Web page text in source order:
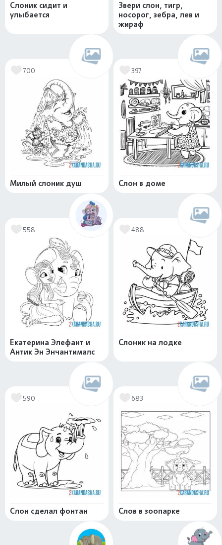
Слоник сидит и
улыбается
Звери слон, тигр,
носорог, зебра, лев и
жираф
700
Милый слоник душ
397
Слон в доме
558
Екатерина Элефант и
Антик Эн Энчантималс
488
Слоник на лодке
590
Слон сделал фонтан
683
Слов в зоопарке